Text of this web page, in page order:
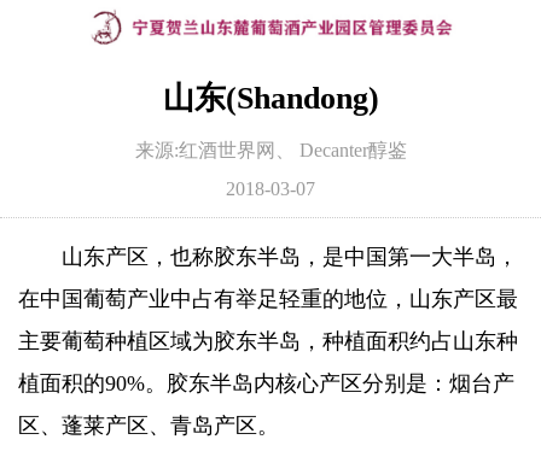
山东(Shandong)
来源:红酒世界网、 Decanter醇鉴
2018-03-07
山东产区，也称胶东半岛，是中国第一大半岛，
在中国葡萄产业中占有举足轻重的地位，山东产区最
主要葡萄种植区域为胶东半岛，种植面积约占山东种
植面积的90%。胶东半岛内核心产区分别是：烟台产
区、蓬莱产区、青岛产区。